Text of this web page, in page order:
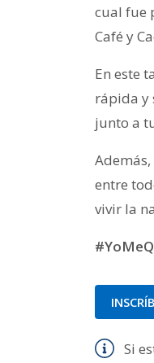
cual fue
Café y
En este
rápida y
junto a
entre
vivir la
Si